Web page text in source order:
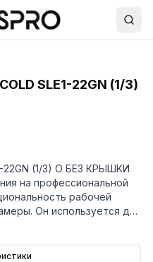
SLE1-22GN (1/3)
22GN (1/3) О БЕЗ КРЫШКИ
на профессиональной
рабочей
Он используется для
и суши.